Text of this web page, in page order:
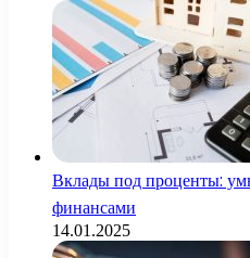
Вклады под проценты:
финансами
14.01.2025